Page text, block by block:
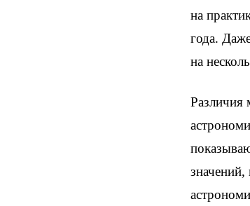
на
года.
на
Различия